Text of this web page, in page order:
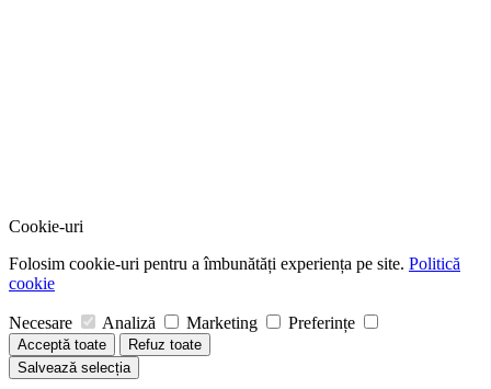
Cookie-uri
Folosim cookie-uri pentru a îmbunătăți experiența pe site. Politică
cookie
Necesare Analiză Marketing Preferințe
Acceptă toate
Refuz toate
Salvează selecția